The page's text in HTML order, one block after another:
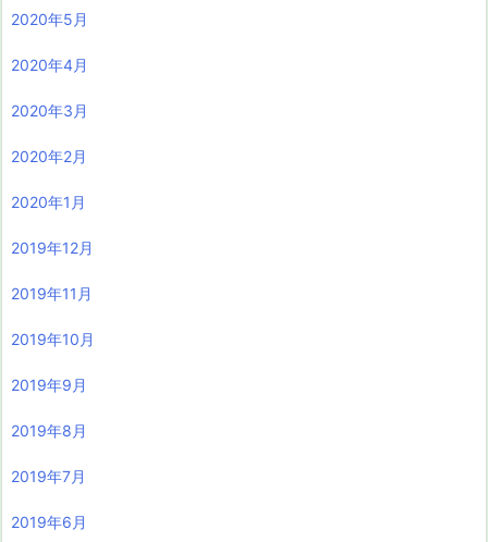
2020年5月
2020年4月
2020年3月
2020年2月
2020年1月
2019年12月
2019年11月
2019年10月
2019年9月
2019年8月
2019年7月
2019年6月